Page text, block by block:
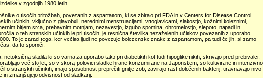
v zgodnjih 1980 letih.
o tisočih pritožbah, povezanih z aspartanom, ki se zbirajo pri FDA in v Centers for Disease Control.
učinkih, vključno z glavoboli, nerednimi menstruacijami, vrtoglavicami, slabostjo, kožnimi boleznimi,
bitjem srca, prebavnim motnjam, nezavestjo, izgubo spomina, ohromelostjo, slepoto, napadi in
o teh stranskih učinkih le pri tisočih, je resnična številka nezaželenih učinkov povezanih z uporabo
To je zaradi tega, ker večina ljudi ne povezuje bolezenske znake z aspartamom, pa tudi če jih, si samo
da to sporoči.
netoksična sladila ki so varna za uporabo tako pri diabetikih kot tudi hipoglikemikih, skrivajo pred prebivalci.
več sto let, so v skoraj polovici sladke hrane konzumirane na Japonskem, so kultivirane in intenzivno
o stranskih učinkih, imajo sposobnost preprečiti gnitje zob, zavirajo rast določenih bakterij, uravnavajo nivo
zmanjšujejo odvisnost od sladkarij.